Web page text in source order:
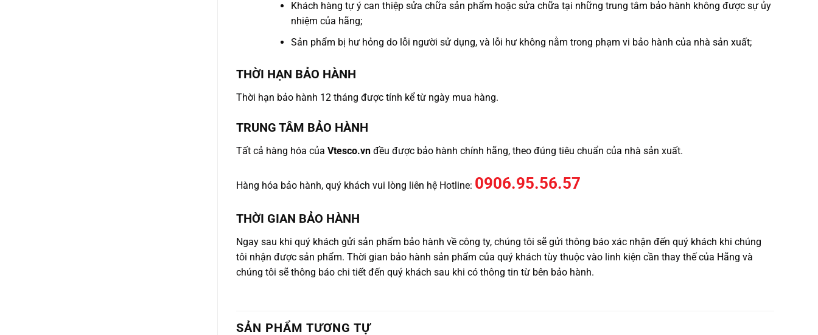
Khách hàng tự ý can thiệp sửa chữa sản phẩm hoặc sửa chữa tại những trung tâm bảo hành không được sự ủy
nhiệm của hãng;
Sản phẩm bị hư hỏng do lỗi người sử dụng, và lỗi hư không nằm trong phạm vi bảo hành của nhà sản xuất;
THỜI HẠN BẢO HÀNH
Thời hạn bảo hành 12 tháng được tính kể từ ngày mua hàng.
TRUNG TÂM BẢO HÀNH
Tất cả hàng hóa của Vtesco.vn đều được bảo hành chính hãng, theo đúng tiêu chuẩn của nhà sản xuất.
Hàng hóa bảo hành, quý khách vui lòng liên hệ Hotline: 0906.95.56.57
THỜI GIAN BẢO HÀNH
Ngay sau khi quý khách gửi sản phẩm bảo hành về công ty, chúng tôi sẽ gửi thông báo xác nhận đến quý khách khi chúng
tôi nhận được sản phẩm. Thời gian bảo hành sản phẩm của quý khách tùy thuộc vào linh kiện cần thay thế của Hãng và
chúng tôi sẽ thông báo chi tiết đến quý khách sau khi có thông tin từ bên bảo hành.
SẢN PHẨM TƯƠNG TỰ